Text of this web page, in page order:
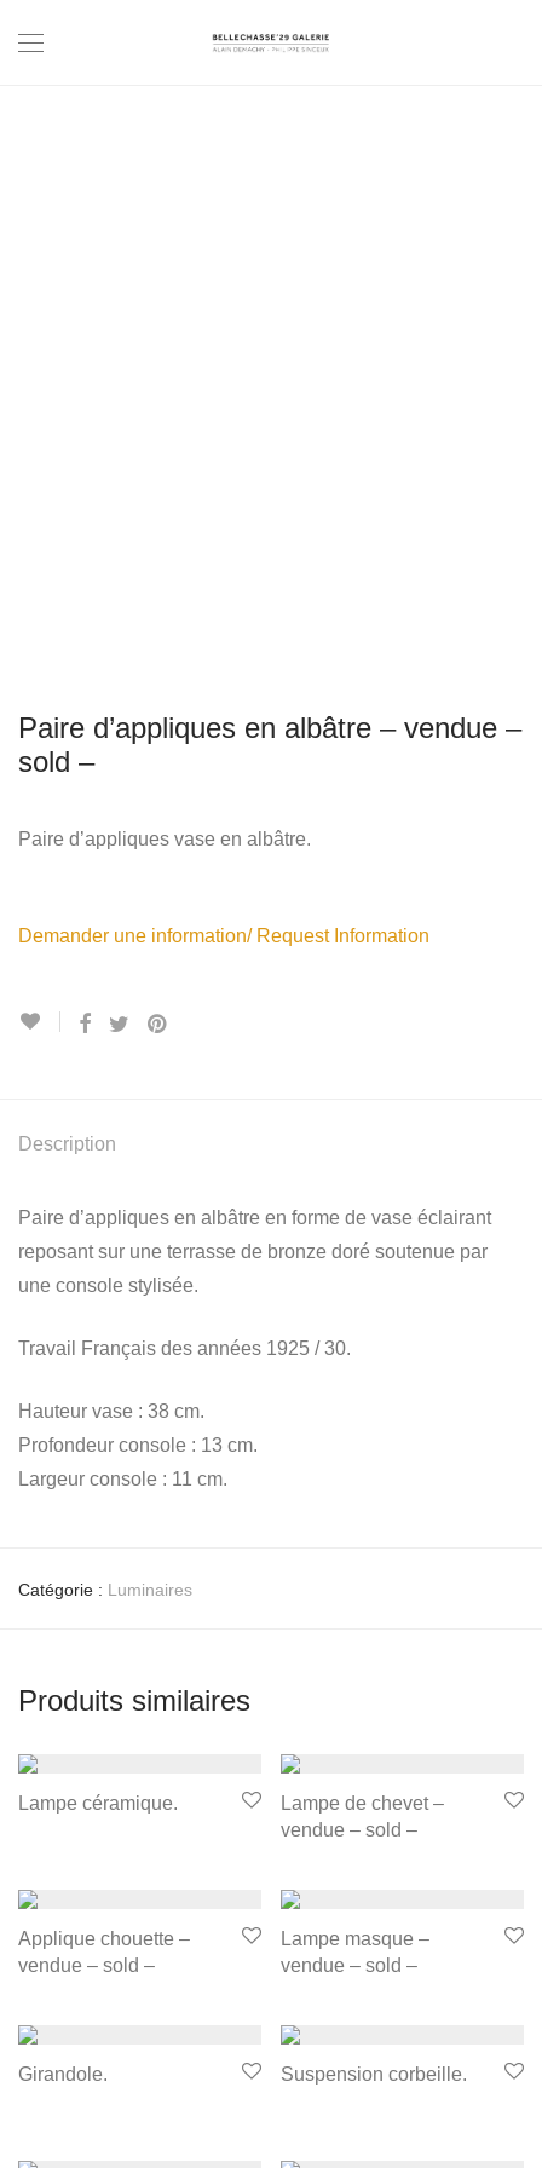
Paire d’appliques en albâtre – vendue –
sold –
Paire d’appliques vase en albâtre.
Demander une information/ Request Information
Description
Paire d’appliques en albâtre en forme de vase éclairant
reposant sur une terrasse de bronze doré soutenue par
une console stylisée.
Travail Français des années 1925 / 30.
Hauteur vase : 38 cm.
Profondeur console : 13 cm.
Largeur console : 11 cm.
Catégorie : Luminaires
Produits similaires
Lampe céramique.
Lampe de chevet –
vendue – sold –
Applique chouette –
vendue – sold –
Lampe masque –
vendue – sold –
Girandole. Suspension corbeille.